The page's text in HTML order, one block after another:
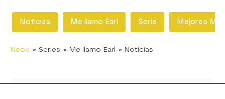
Noticias Me llamo Earl Serie Mejores
Neox » Series » Me llamo Earl » Noticias